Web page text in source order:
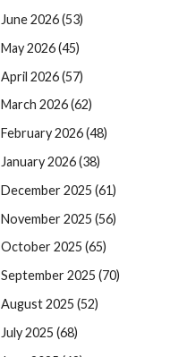
June 2026 (53)
May 2026 (45)
April 2026 (57)
March 2026 (62)
February 2026 (48)
January 2026 (38)
December 2025 (61)
November 2025 (56)
October 2025 (65)
September 2025 (70)
August 2025 (52)
July 2025 (68)